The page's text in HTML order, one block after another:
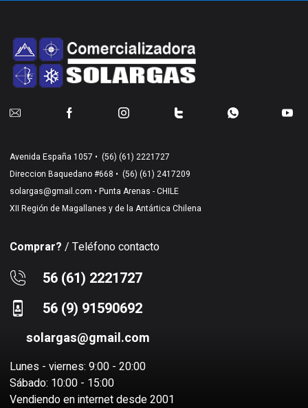
Avenida España 1057 • (56) (61) 2221727
Direccion Baquedano #668 • (56) (61) 2417209
solargas@gmail.com • Punta Arenas - CHILE
XII Región de Magallanes y de la Antártica Chilena
Comprar? / Teléfono contacto
56 (61) 2221727
56 (9) 91590692
solargas@gmail.com
Lunes - viernes: 9:00 - 20:00
Sábado: 10:00 - 15:00
Vendiendo en internet desde 2001